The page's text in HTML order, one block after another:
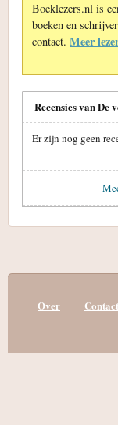
Boeklezers.nl is
boeken en
contact. Meer
Recensies van De
Er zijn nog geen
Over Contact